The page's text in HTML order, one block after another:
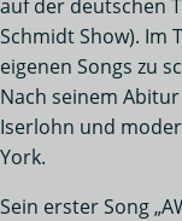
auf der deutschen
Schmidt Show). Im
eigenen Songs zu
Nach seinem
Iserlohn und
York.
Sein erster Song